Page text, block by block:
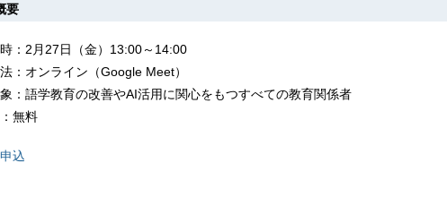
要
：2月27日（金）13:00～14:00
：オンライン（Google Meet）
：語学教育の改善やAI活用に関心をもつすべての教育関係者
無料
込